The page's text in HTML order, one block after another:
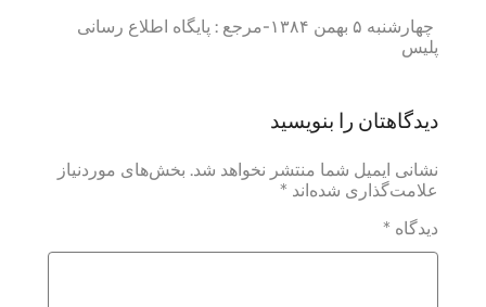
چهارشنبه ۵ بهمن ۱۳۸۴-مرجع : پایگاه اطلاع رسانی
پلیس
دیدگاهتان را بنویسید
نشانی ایمیل شما منتشر نخواهد شد. بخش‌های موردنیاز
علامت‌گذاری شده‌اند *
دیدگاه *